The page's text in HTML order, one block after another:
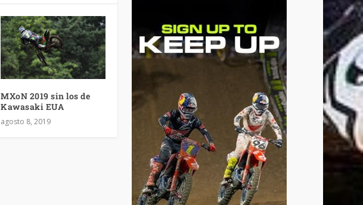
MXoN 2019 sin los de
Kawasaki EUA
agosto 8, 2019